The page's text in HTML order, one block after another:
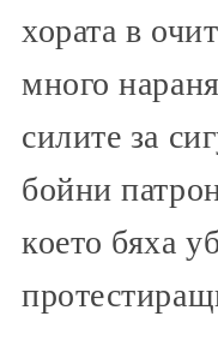
хората в
много
силите за
бойни
което бяха